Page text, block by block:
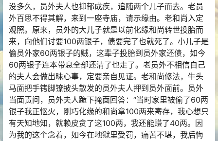
没多久，员外夫人也抑郁成疾，追随两个儿子而去。老员
外百思不得其解，来到一座寺庙，请示缘由。老和尚入定
观照。原来，员外的大儿子就是以前化缘和尚转世投胎而
来，向他们讨要100两银子，债要完了也就死了。小儿子是
偷员外家60两银子的贼，这辈子投胎到员外家还债，如今
60两银子连本带息全部还清了也走了。老员外不相信自己
的夫人会做出昧心事，定要亲自见证。老和尚修法，牛头
马面把手铐脚镣披头散发的员外夫人押到员外面前。员外
当面责问，员外夫人跪下掩面回答：“当时家里被偷了60两
银子我正怄火，刚巧化缘的和尚拿100两来寄存，我心想只
有天知地知，就赖皮贪了这100两，我还能赚了40两。因
为我的这个念着，如今在地狱里受罚，痛苦不堪，我后悔